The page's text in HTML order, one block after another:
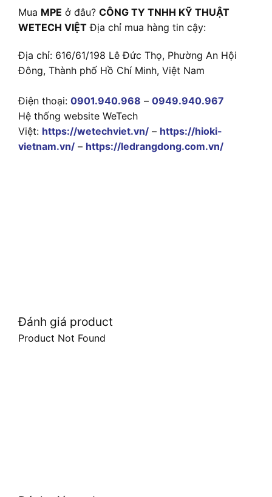
Mua MPE ở đâu? CÔNG TY TNHH KỸ THUẬT
WETECH VIỆT Địa chỉ mua hàng tin cậy:
Địa chỉ: 616/61/198 Lê Đức Thọ, Phường An Hội
Đông, Thành phố Hồ Chí Minh, Việt Nam
Điện thoại: 0901.940.968 – 0949.940.967
Hệ thống website WeTech
Việt: https://wetechviet.vn/ – https://hioki-
vietnam.vn/ – https://ledrangdong.com.vn/
Đánh giá product
Product Not Found